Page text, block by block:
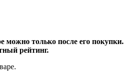
можно только после его покупки.
рейтинг.